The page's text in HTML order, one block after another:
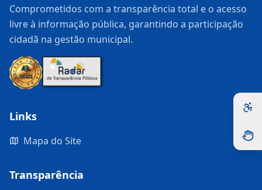
Comprometidos com a transparência total e o acesso
livre à informação pública, garantindo a participação
cidadã na gestão municipal.
Links
Mapa do Site
Transparência